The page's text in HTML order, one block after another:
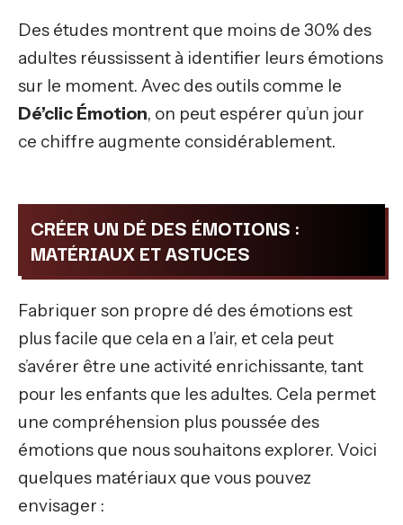
Des études montrent que moins de 30% des
adultes réussissent à identifier leurs émotions
sur le moment. Avec des outils comme le
Dé’clic Émotion, on peut espérer qu’un jour
ce chiffre augmente considérablement.
CRÉER UN DÉ DES ÉMOTIONS :
MATÉRIAUX ET ASTUCES
Fabriquer son propre dé des émotions est
plus facile que cela en a l’air, et cela peut
s’avérer être une activité enrichissante, tant
pour les enfants que les adultes. Cela permet
une compréhension plus poussée des
émotions que nous souhaitons explorer. Voici
quelques matériaux que vous pouvez
envisager :